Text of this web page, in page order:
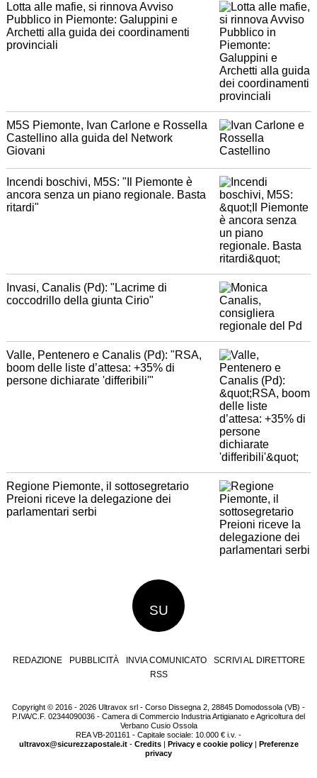
Lotta alle mafie, si rinnova Avviso
Pubblico in Piemonte: Galuppini e
Archetti alla guida dei coordinamenti
provinciali
M5S Piemonte, Ivan Carlone e Rossella
Castellino alla guida del Network
Giovani
Incendi boschivi, M5S: "Il Piemonte è
ancora senza un piano regionale. Basta
ritardi"
Invasi, Canalis (Pd): "Lacrime di
coccodrillo della giunta Cirio"
Valle, Pentenero e Canalis (Pd): "RSA,
boom delle liste d’attesa: +35% di
persone dichiarate 'differibili'"
Regione Piemonte, il sottosegretario
Preioni riceve la delegazione dei
parlamentari serbi
SU
REDAZIONE PUBBLICITÀ INVIA COMUNICATO
SCRIVI AL DIRETTORE
RSS
Copyright © 2016 - 2026 Ultravox srl - Corso Dissegna 2, 28845 Domodossola (VB) -
P.IVA/C.F. 02344090036 - Camera di Commercio Industria Artigianato e Agricoltura del
Verbano Cusio Ossola
REA VB-201161 - Capitale sociale: 10.000 € i.v. -
ultravox@sicurezzapostale.it- Credits| Privacy e cookie policy| Preferenze
privacy